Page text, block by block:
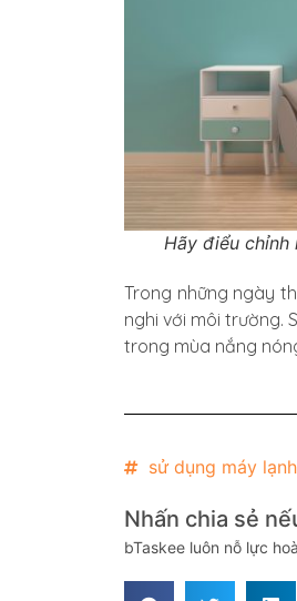
Hãy điểu
Trong những ngày
nghi với môi trường.
trong mùa nắng
sử dụng máy
Nhấn chia sẻ
bTaskee luôn nỗ lực